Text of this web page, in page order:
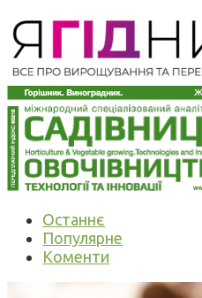
Останнє
Популярне
Коменти